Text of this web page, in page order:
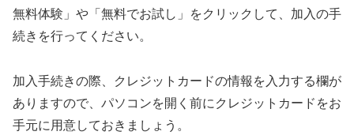
無料体験」や「無料でお試し」をクリックして、加入の手
続きを行ってください。
加入手続きの際、クレジットカードの情報を入力する欄が
ありますので、パソコンを開く前にクレジットカードをお
手元に用意しておきましょう。